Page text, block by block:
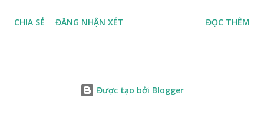
biển, nhiều sinh vật thích muối sống ở đây, tạo nên màu
CHIA SẺ ĐĂNG NHẬN XÉT ĐỌC THÊM
Được tạo bởi Blogger